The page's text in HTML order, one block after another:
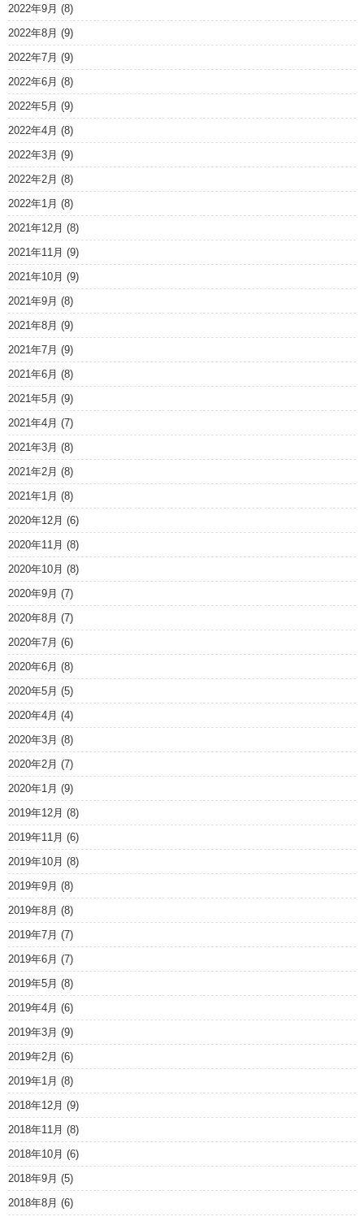
2022年9月 (8)
2022年8月 (9)
2022年7月 (9)
2022年6月 (8)
2022年5月 (9)
2022年4月 (8)
2022年3月 (9)
2022年2月 (8)
2022年1月 (8)
2021年12月 (8)
2021年11月 (9)
2021年10月 (9)
2021年9月 (8)
2021年8月 (9)
2021年7月 (9)
2021年6月 (8)
2021年5月 (9)
2021年4月 (7)
2021年3月 (8)
2021年2月 (8)
2021年1月 (8)
2020年12月 (6)
2020年11月 (8)
2020年10月 (8)
2020年9月 (7)
2020年8月 (7)
2020年7月 (6)
2020年6月 (8)
2020年5月 (5)
2020年4月 (4)
2020年3月 (8)
2020年2月 (7)
2020年1月 (9)
2019年12月 (8)
2019年11月 (6)
2019年10月 (8)
2019年9月 (8)
2019年8月 (8)
2019年7月 (7)
2019年6月 (7)
2019年5月 (8)
2019年4月 (6)
2019年3月 (9)
2019年2月 (6)
2019年1月 (8)
2018年12月 (9)
2018年11月 (8)
2018年10月 (6)
2018年9月 (5)
2018年8月 (6)